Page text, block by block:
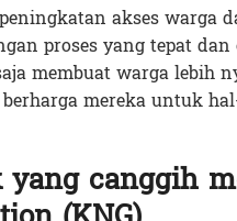
akses warga
proses yang tepat dan
membuat warga lebih
mereka untuk
yang canggih